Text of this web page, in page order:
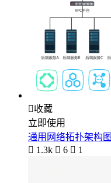
收藏
立即使用
通用网络拓扑架构图
 1.3k  6  1